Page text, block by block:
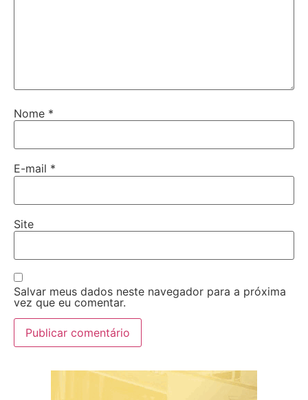
Nome *
E-mail *
Site
Salvar meus dados neste navegador para a próxima
vez que eu comentar.